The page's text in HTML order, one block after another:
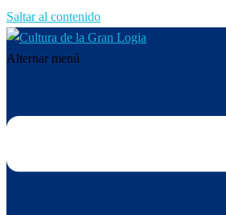
Saltar al contenido
Alternar menú